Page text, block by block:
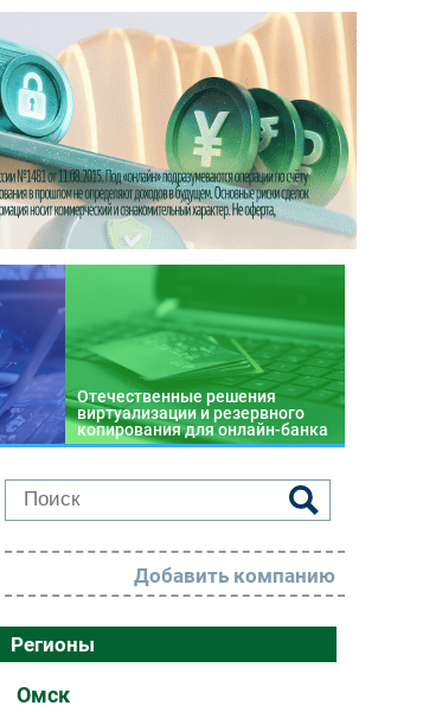
Отечественные решения
виртуализации и резервного
копирования для онлайн-банка
РАЗДЕЛЫ
Новости
Добавить компанию
Регионы
Омск